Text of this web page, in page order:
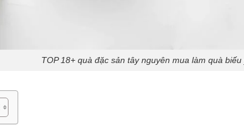
TOP 18+ quà đặc sản tây nguyên mua làm quà